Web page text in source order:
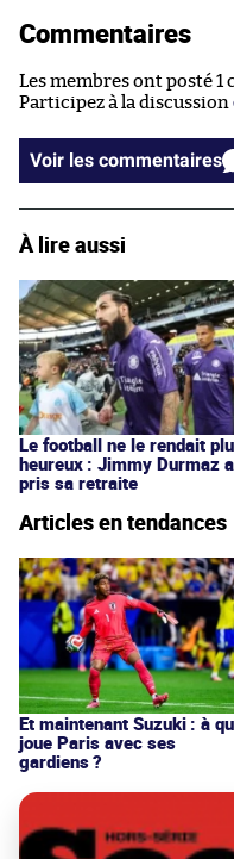
Commentaires
Les membres ont posté
Participez à la discussion
Voir les commentaires
À lire aussi
Le football ne le rendait
heureux : Jimmy Durmaz a
pris sa retraite
Articles en tendances
Et maintenant Suzuki : à
joue Paris avec ses
gardiens ?